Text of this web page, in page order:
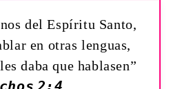
del Espíritu Santo,
en otras lenguas,
daba que hablasen”